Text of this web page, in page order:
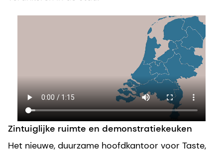
Zintuiglijke ruimte en demonstratiekeuken
Het nieuwe, duurzame hoofdkantoor voor Taste,